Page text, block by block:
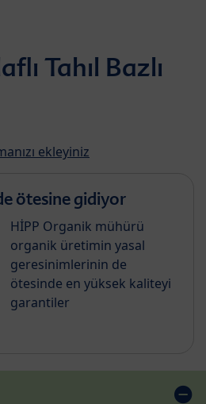
Tahıl Bazlı
ekleyiniz
ötesine gidiyor
HİPP Organik mühürü
organik üretimin yasal
geresinimlerinin de
ötesinde en yüksek kaliteyi
garantiler